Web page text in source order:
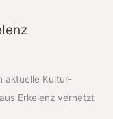
aktuelle Kultur-
Erkelenz vernetzt